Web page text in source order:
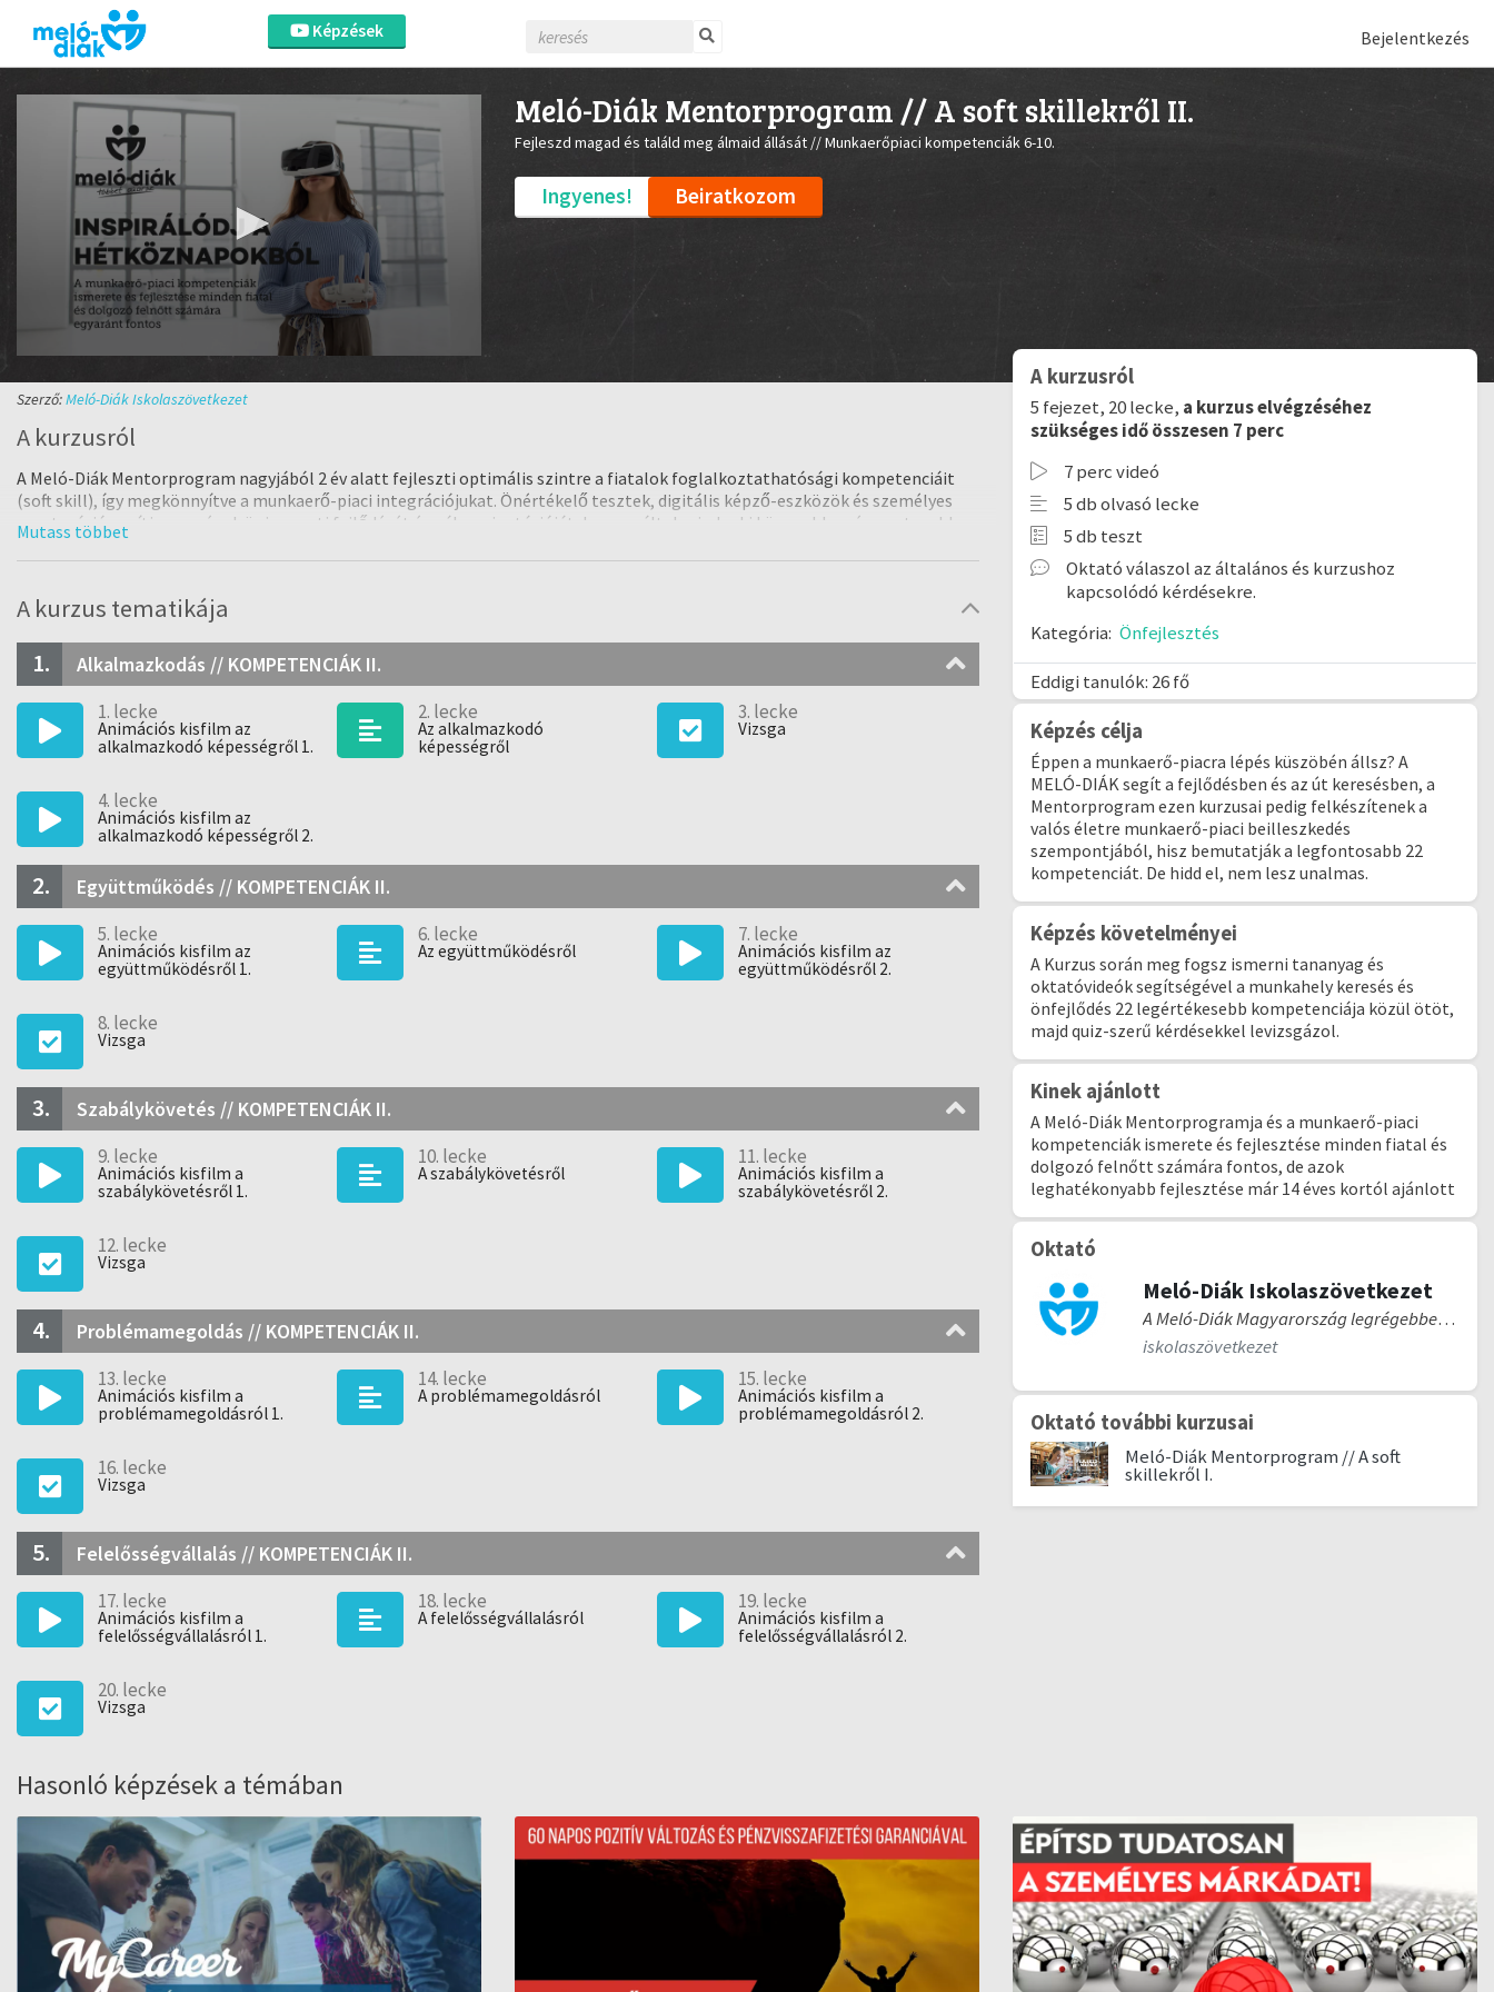
Képzések Bejelentkezés
seconds
of
secondsVolume
90%
Meló-Diák Mentorprogram // A soft skillekről II.
Fejleszd magad és találd meg álmaid állását // Munkaerőpiaci kompetenciák 6-10.
Ingyenes! Beiratkozom
Szerző:Meló-Diák Iskolaszövetkezet
A kurzusról
A Meló-Diák Mentorprogram nagyjából 2 év alatt fejleszti optimális szintre a fiatalok foglalkoztathatósági kompetenciáit
(soft skill), így megkönnyítve a munkaerő-piaci integrációjukat. Önértékelő tesztek, digitális képző-eszközök és személyes
mentoráció segíti az egyének önismereti fejlődését és pályaorientációját, hogy ezáltal mindenki könnyebben és pontosabban
találja meg álmai állását.
személyes támogatást nyújt a fiataloknak már 14 éves kortól kezdve. Legfőbb célja, hogy jelentősen növelje a fiatalok
munkaerő-értékét (személyes márkáját), nagymértékben járuljon hozzá a foglalkoztathatósági kompetenciáik
fejlesztéséhez és sikeresen támogassa őket a munkaerőpiacra történő belépésben.
A kurzus során megismerheted a Mentorprogram által is fejlesztett 22 munkaerőpiaci kompetenciát tananyagok iiletve
meg belőle.
Hidd el, hasznos lesz!
A kurzus tematikája
1.
Alkalmazkodás // KOMPETENCIÁK II.
1. lecke
Animációs kisfilm az
alkalmazkodó képességről 1.
2. lecke
Az alkalmazkodó
képességről
3. lecke
Vizsga
4. lecke
Animációs kisfilm az
alkalmazkodó képességről 2.
2. Együttműködés // KOMPETENCIÁK II.
5. lecke
Animációs kisfilm az
együttműködésről 1.
6. lecke
Az együttműködésről
7. lecke
Animációs kisfilm az
együttműködésről 2.
8. lecke
Vizsga
3. Szabálykövetés // KOMPETENCIÁK II.
9. lecke
Animációs kisfilm a
szabálykövetésről 1.
10. lecke
A szabálykövetésről
11. lecke
Animációs kisfilm a
szabálykövetésről 2.
12. lecke
Vizsga
4. Problémamegoldás // KOMPETENCIÁK II.
13. lecke
Animációs kisfilm a
problémamegoldásról 1.
14. lecke
A problémamegoldásról
15. lecke
Animációs kisfilm a
problémamegoldásról 2.
16. lecke
Vizsga
5. Felelősségvállalás // KOMPETENCIÁK II.
17. lecke
Animációs kisfilm a
felelősségvállalásról 1.
18. lecke
A felelősségvállalásról
19. lecke
Animációs kisfilm a
felelősségvállalásról 2.
20. lecke
Vizsga
A kurzusról
5 fejezet, 20 lecke, a kurzus elvégzéséhez
szükséges idő összesen 7 perc
7 perc videó
5 db olvasó lecke
5 db teszt
Oktató válaszol az általános és kurzushoz
kapcsolódó kérdésekre.
Kategória: Önfejlesztés
Eddigi tanulók: 26 fő
Képzés célja
Éppen a munkaerő-piacra lépés küszöbén állsz? A
MELÓ-DIÁK segít a fejlődésben és az út keresésben, a
Mentorprogram ezen kurzusai pedig felkészítenek a
valós életre munkaerő-piaci beilleszkedés
szempontjából, hisz bemutatják a legfontosabb 22
kompetenciát. De hidd el, nem lesz unalmas.
Képzés követelményei
A Kurzus során meg fogsz ismerni tananyag és
oktatóvideók segítségével a munkahely keresés és
önfejlődés 22 legértékesebb kompetenciája közül ötöt,
majd quiz-szerű kérdésekkel levizsgázol.
Kinek ajánlott
A Meló-Diák Mentorprogramja és a munkaerő-piaci
kompetenciák ismerete és fejlesztése minden fiatal és
dolgozó felnőtt számára fontos, de azok
leghatékonyabb fejlesztése már 14 éves kortól ajánlott
Oktató
Meló-Diák Iskolaszövetkezet
A Meló-Diák Magyarország legrégebben működő, piacvezető iskolaszövetkezete. Segítünk eligazodnod a munkák között; veled vagyunk, ha kellünk; de szabad vagy, ha szeretnéd! | CÉLUNK | Célunk segíteni benneteket abban, hogy valóban sikerrel találjatok rá a számotokra kikövezett útra. Akkor is, ha csak kell egy jó meló, de nem különben, ha hosszú távon gondolkodtok. Több ezer céggel állunk kapcsolatban, akik ma már jól tudják, hogy a diákmunkában hatalmas erő és lehetőség rejtőzik. Ők is többet akarnak. Benneteket! | RÓLUNK | A Meló Diák egész pontosan 1983 óta dolgozik azon, hogy a diákoknak releváns munkalehetőségeket kínáljon, míg az őket alkalmazó cégeknek fiatal, lelkes és vehemens munkaerőt ajánljon. Jól tudjuk, hogy piacvezetőként nagy a felelősségünk. Bárhol is járj az országban, szinte biztos, hogy előbb-utóbb belefutsz valamelyik irodánkba, hiszen jelenleg 40 ponton is lehetőség van erre. Évente 35.000-40.000 új taggal bővülünk, akik közül nem kevesen álmaik munkájára akadnak rá a Meló-Diák segítségével, s nem csupán dolgozgatnak egy kicsit, de már diákként megalapozzák későbbi szakmai sikereiket. Ha te is akarod, segítünk megtalálni az első építőkockákat karrieredhez. Szeretnénk, ha a nálunk regisztrált diákok valóban az érdeklődési körükhöz közel álló munkára találhatnának, ugyanakkor a cégek számára is a legígéretesebb fiatalok közreműködését biztosítjuk. Egy olyan világért küzdünk, ahol a diákmunkáról nem egy szendvicsember jut a legtöbbek eszébe. Jól tudjuk, hogy mekkora érték rejlik a fiatalokban. Célunk, hogy mások is minél többen megtudják. Csatlakozz, fejlődj, lépj tovább!
iskolaszövetkezet
Oktató további kurzusai
Meló-Diák Mentorprogram // A soft
skillekről I.
Hasonló képzések a témában